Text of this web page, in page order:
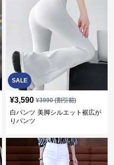
SALE
¥3,590 ¥3990(割引前)
白パンツ 美脚シルエット裾広が
りパンツ